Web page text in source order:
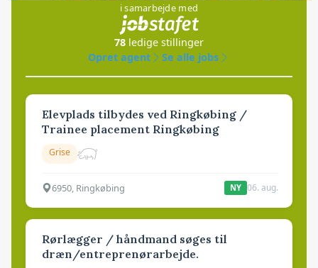
i samarbejde med
78 ledige stillinger
Opret agent
Se alle jobs
Elevplads tilbydes ved Ringkøbing /
Trainee placement Ringkøbing
Grise
6950, Ringkøbing NY 06. aug.
Rørlægger / håndmand søges til
dræn/entreprenørarbejde.